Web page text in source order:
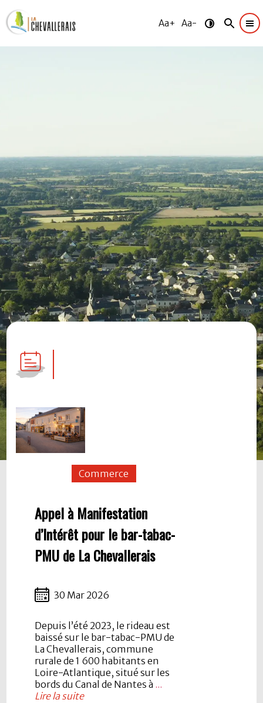
Aa+ Aa-
Commerce
Appel à Manifestation
d’Intérêt pour le bar-tabac-
PMU de La Chevallerais
30 Mar 2026
Depuis l’été 2023, le rideau est
baissé sur le bar-tabac-PMU de
La Chevallerais, commune
rurale de 1 600 habitants en
Loire-Atlantique, situé sur les
bords du Canal de Nantes à ...
Lire la suite